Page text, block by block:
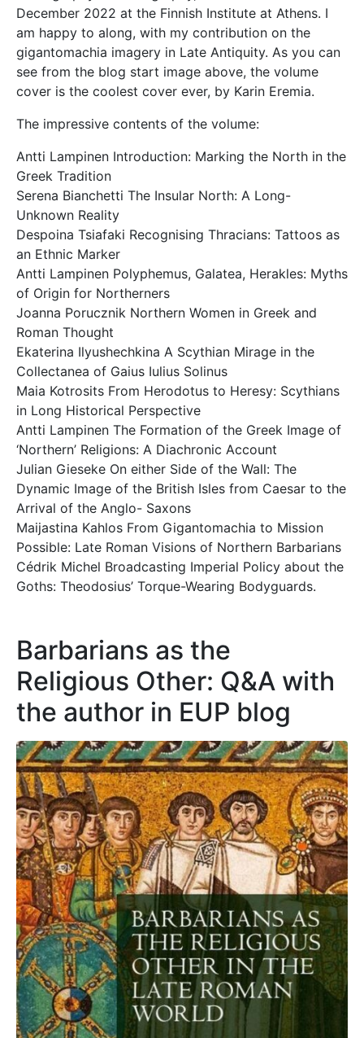
December 2022 at the Finnish Institute at Athens. I
am happy to along, with my contribution on the
gigantomachia imagery in Late Antiquity. As you can
see from the blog start image above, the volume
cover is the coolest cover ever, by Karin Eremia.
The impressive contents of the volume:
Antti Lampinen Introduction: Marking the North in the
Greek Tradition
Serena Bianchetti The Insular North: A Long-
Unknown Reality
Despoina Tsiafaki Recognising Thracians: Tattoos as
an Ethnic Marker
Antti Lampinen Polyphemus, Galatea, Herakles: Myths
of Origin for Northerners
Joanna Porucznik Northern Women in Greek and
Roman Thought
Ekaterina Ilyushechkina A Scythian Mirage in the
Collectanea of Gaius Iulius Solinus
Maia Kotrosits From Herodotus to Heresy: Scythians
in Long Historical Perspective
Antti Lampinen The Formation of the Greek Image of
‘Northern’ Religions: A Diachronic Account
Julian Gieseke On either Side of the Wall: The
Dynamic Image of the British Isles from Caesar to the
Arrival of the Anglo- Saxons
Maijastina Kahlos From Gigantomachia to Mission
Possible: Late Roman Visions of Northern Barbarians
Cédrik Michel Broadcasting Imperial Policy about the
Goths: Theodosius’ Torque-Wearing Bodyguards.
Barbarians as the
Religious Other: Q&A with
the author in EUP blog